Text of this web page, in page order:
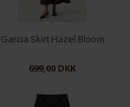
Garcia Skirt Hazel Bloom
699,00 DKK